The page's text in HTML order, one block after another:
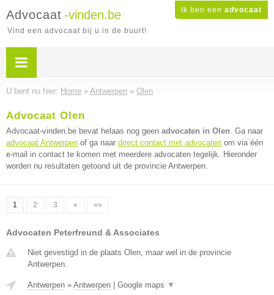
Ik ben een advocaat
Advocaat -vinden.be
Vind een advocaat bij u in de buurt!
U bent nu hier: Home » Antwerpen » Olen
Advocaat Olen
Advocaat-vinden.be bevat helaas nog geen advocaten in Olen. Ga naar
advocaat Antwerpen of ga naar direct contact met advocaten om via één
e-mail in contact te komen met meerdere advocaten tegelijk. Hieronder
worden nu resultaten getoond uit de provincie Antwerpen.
1 2 3 » »»
Advocaten Peterfreund & Associates
Niet gevestigd in de plaats Olen, maar wel in de provincie
Antwerpen.
Antwerpen » Antwerpen Google maps ▼